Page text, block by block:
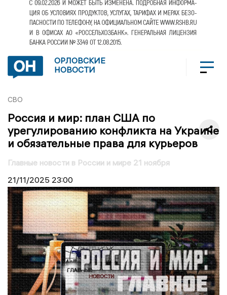
ОРЛОВСКИЕ
НОВОСТИ
СВО
Россия и мир: план США по
урегулированию конфликта на Украине
и обязательные права для курьеров
Главные новости в России и мире 21 ноября
21/11/2025 23:00